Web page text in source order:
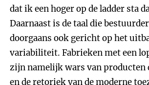
dat ik een hoger op de ladder sta
Daarnaast is de taal die
doorgaans ook gericht op het
variabiliteit. Fabrieken met een
zijn namelijk wars van producten
en de retoriek van de moderne